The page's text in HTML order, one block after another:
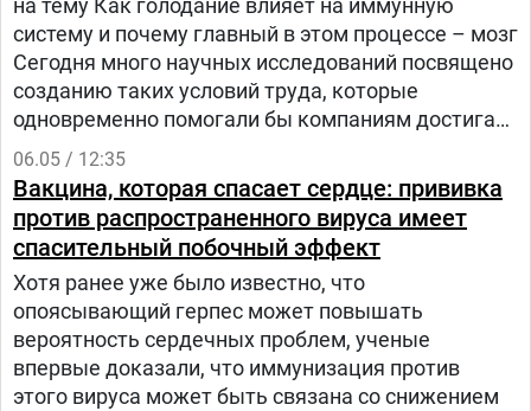
на тему Как голодание влияет на иммунную
систему и почему главный в этом процессе – мозг
Сегодня много научных исследований посвящено
созданию таких условий труда, которые
одновременно помогали бы компаниям достигать
успеха и сохраняли бы благосостояние
сотрудников.
06.05 / 12:35
Вакцина, которая спасает сердце: прививка
против распространенного вируса имеет
спасительный побочный эффект
Хотя ранее уже было известно, что
опоясывающий герпес может повышать
вероятность сердечных проблем, ученые
впервые доказали, что иммунизация против
этого вируса может быть связана со снижением